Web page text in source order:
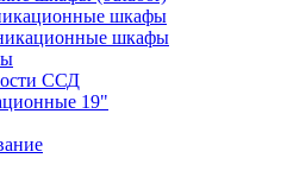
шкафы
шкафы
ССД
19"